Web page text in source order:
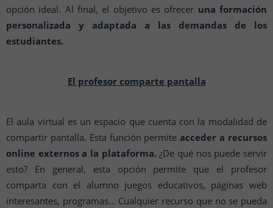
opción ideal. Al final, el objetivo es ofrecer una formación
personalizada y adaptada a las demandas de los
estudiantes.
El profesor comparte pantalla
El aula virtual es un espacio que cuenta con la modalidad de
compartir pantalla. Esta función permiteacceder a recursos
online externos a la plataforma.¿De qué nos puede servir
esto? En general, esta opción permite que el profesor
comparta con el alumno juegos educativos, páginas web
interesantes, programas… Cualquier recurso que no se pueda